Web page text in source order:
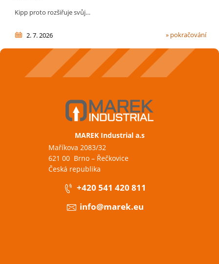
Kipp proto rozšiřuje svůj…
2. 7. 2026 » pokračování
MAREK Industrial a.s
Maříkova 2083/32
621 00 Brno – Řečkovice
Česká republika
+420 541 420 811
info@marek.eu